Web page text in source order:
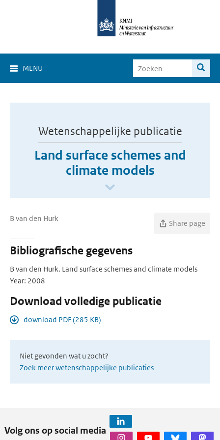
MENU
Wetenschappelijke publicatie
Land surface schemes and
climate models
B van den Hurk
Share page
Bibliografische gegevens
B van den Hurk. Land surface schemes and climate models
Year: 2008
Download volledige publicatie
download PDF (285 KB)
Niet gevonden wat u zocht?
Zoek meer wetenschappelijke publicaties
Volg ons op social media